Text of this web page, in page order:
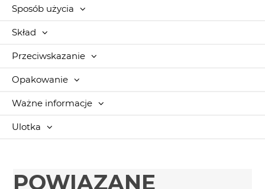
Sposób użycia
Skład
Przeciwskazanie
Opakowanie
Ważne informacje
Ulotka
POWIĄZANE